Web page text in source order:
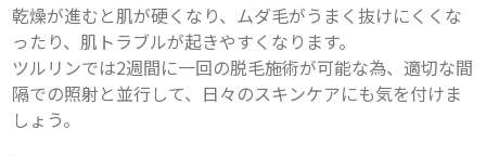
乾燥が進むと肌が硬くなり、ムダ毛がうまく抜けにくくな
ったり、肌トラブルが起きやすくなります。
ツルリンでは2週間に一回の脱毛施術が可能な為、適切な間
隔での照射と並行して、日々のスキンケアにも気を付けま
しょう。